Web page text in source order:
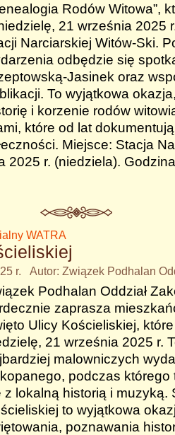
Rodów Witowa”,
21 września 2025
Narciarskiej Witów-Ski.
odbędzie się
Jasinek oraz
To wyjątkowa
i korzenie rodów
które od lat
Miejsce: Stacja
2025 r. (niedziela).
WATRA
r. Autor: Związek Podhalan
Podhalan Oddział
zaprasza
Ulicy Kościeliskiej,
21 września 2025 r.
malowniczych
podczas którego
z lokalną historią i muzyką.
to wyjątkowa
poznawania